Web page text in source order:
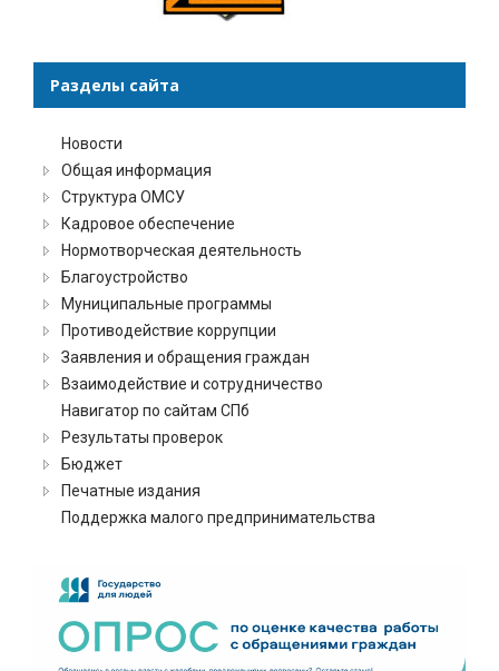
Разделы сайта
Новости
Общая информация
Структура ОМСУ
Кадровое обеспечение
Нормотворческая деятельность
Благоустройство
Муниципальные программы
Противодействие коррупции
Заявления и обращения граждан
Взаимодействие и сотрудничество
Навигатор по сайтам СПб
Результаты проверок
Бюджет
Печатные издания
Поддержка малого предпринимательства